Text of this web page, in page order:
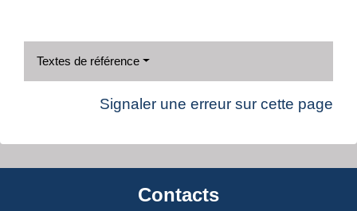
Textes de référence
Signaler une erreur sur cette page
Contacts